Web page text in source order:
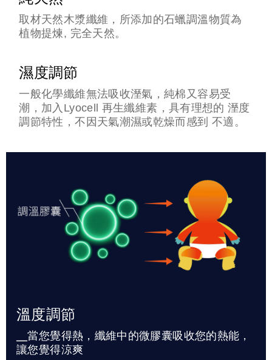
取材天然木漿纖維，所添加的石蠟調溫物質為
植物提煉, 完全天然。
濕度調節
一般化學纖維無法吸收溼氣，純棉又容易受
潮，加入Lyocell 再生纖維素，具有理想的 溼度
調節特性，不因天氣潮濕或乾燥而感到 不適。
溫度調節
╴當您覺得熱，纖維中的微膠囊吸收您的熱能，
讓您覺得涼爽